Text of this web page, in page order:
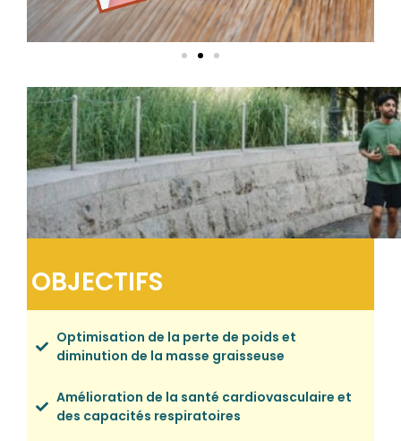
OBJECTIFS
Optimisation de la perte de poids et
diminution de la masse graisseuse
Amélioration de la santé cardiovasculaire et
des capacités respiratoires